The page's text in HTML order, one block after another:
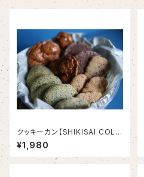
クッキーカン【SHIKISAI COLL
ECTION】
¥1,980